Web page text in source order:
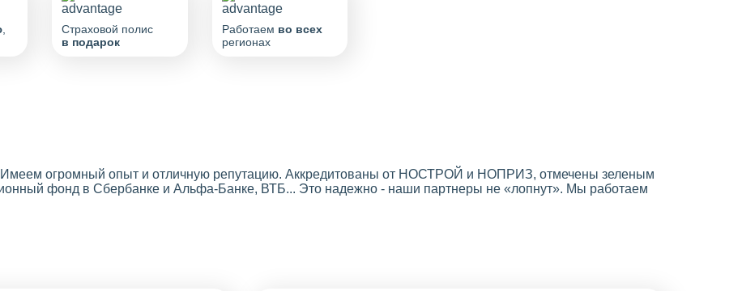
,
Страховой полис
в подарок
Работаем во всех
регионах
огромный опыт и отличную репутацию. Аккредитованы от НОСТРОЙ и НОПРИЗ, отмечены зеленым
фонд в Сбербанке и Альфа-Банке, ВТБ... Это надежно - наши партнеры не «лопнут». Мы работаем